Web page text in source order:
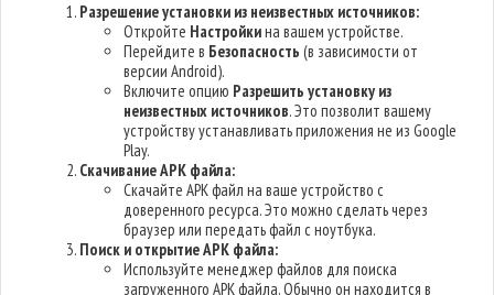
Разрешение установки из неизвестных источников:
Откройте Настройкина вашем устройстве.
Перейдите в Безопасность (в зависимости от
версии Android).
Включите опцию Разрешить установку из
неизвестных источников. Это позволит вашему
устройству устанавливать приложения не из Google
Play.
Скачивание APK файла:
Скачайте APK файл на ваше устройство с
доверенного ресурса. Это можно сделать через
браузер или передать файл с ноутбука.
Поиск и открытие APK файла:
Используйте менеджер файлов для поиска
загруженного APK файла. Обычно он находится в